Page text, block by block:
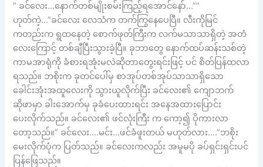
” ခင်လေး…နောက်တစ်မျိုးစမ်းကြည့်ရအောင်နော်…””
ဟုတ်ကဲ့…”ခင်လေး လေသံက တက်ကြွနေပေပြီ။ လီးကိုမြင်
ကတည်းက ရွထနေတဲ့ စောက်ဖုတ်ကြီးက လက်မသာသာရှိတဲ့ အတံ
လေးကြောင့် တစ်ချီပြီးသွားခဲ့ပြီ။ ခုဘာတွေ နောက်ထပ်ဆန်းသစ်တဲ့
ကာမအာရုံကို ခံစားရအုံးမလဲဆိုတာတွေးရင်းဖြင့် ပင် စိတ်ပြန်ထလာ
ရသည်။ ဘစိုးက ခုတင်ပေါ်မှ စာအုပ်တစ်အုပ်သာသာရှိသော
ခေါင်းအုံးအထူလေးကို သွားယူလိုက်ပြီး ခင်လေး၏ ကျောဘက်
ဆိုဖာမှာ ခါးအောက်မှ ခုခံပေးထားရင်း အနေအထားပြောင်း
ပေးလိုက်သည်။ ခင်လေး၏ ဖင်လုံးကြီး က ကော့၍ ပိုကားလာ
တော့သည်။” ခင်လေး….မင်း…ဖင်ခံဖူးတယ် မဟုတ်လား….”ဘစိုး
မေးလိုက်ပုံက ပြတ်သည်။ ခင်လေးကလည်း အမူမပို ခပ်ရှင်းရှင်းပင်
ပြန်ဖြေသည်။